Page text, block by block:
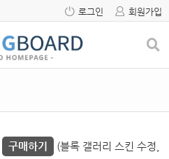
로그인 회원가입
구매하기
(블록 갤러리 스킨 수정,